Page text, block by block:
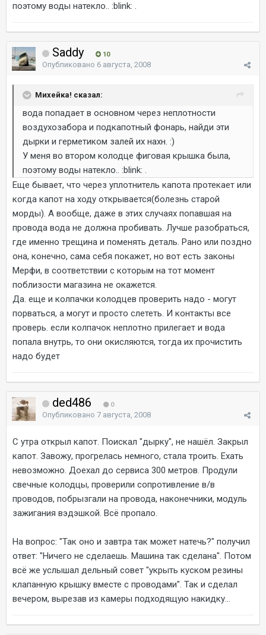
поэтому воды натекло.. :blink: .
Saddy 10
Опубликовано 6 августа, 2008
Михейка! сказал:
вода попадает в основном через неплотности
воздухозабора и подкапотный фонарь, найди эти
дырки и герметиком залей их нахн. :)
У меня во втором колодце фиговая крышка была,
поэтому воды натекло.. :blink: .
Еще бывает, что через уплотнитель капота протекает или
когда капот на ходу открывается(болезнь старой
морды). А вообще, даже в этих случаях попавшая на
провода вода не должна пробивать. Лучше разобраться,
где именно трещина и поменять деталь. Рано или поздно
она, конечно, сама себя покажет, но вот есть законы
Мерфи, в соответствии с которым на тот момент
поблизости магазина не окажется.
Да. еще и колпачки колодцев проверить надо - могут
порваться, а могут и просто слететь. И контакты все
проверь. если колпачок неплотно прилегает и вода
попала внутрь, то они окисляются, тогда их прочистить
надо будет
ded486 0
Опубликовано 7 августа, 2008
С утра открыл капот. Поискал "дырку", не нашёл. Закрыл
капот. Завожу, прогрелась немного, стала троить. Ехать
невозможно. Доехал до сервиса 300 метров. Продули
свечные колодцы, проверили сопротивление в/в
проводов, побрызгали на провода, наконечники, модуль
зажигания вэдэшкой. Всё пропало.
На вопрос: "Так оно и завтра так может натечь?" получил
ответ: "Ничего не сделаешь. Машина так сделана". Потом
всё же услышал дельный совет "укрыть куском резины
клапанную крышку вместе с проводами". Так и сделал
вечером, вырезав из камеры подходящую накидку...